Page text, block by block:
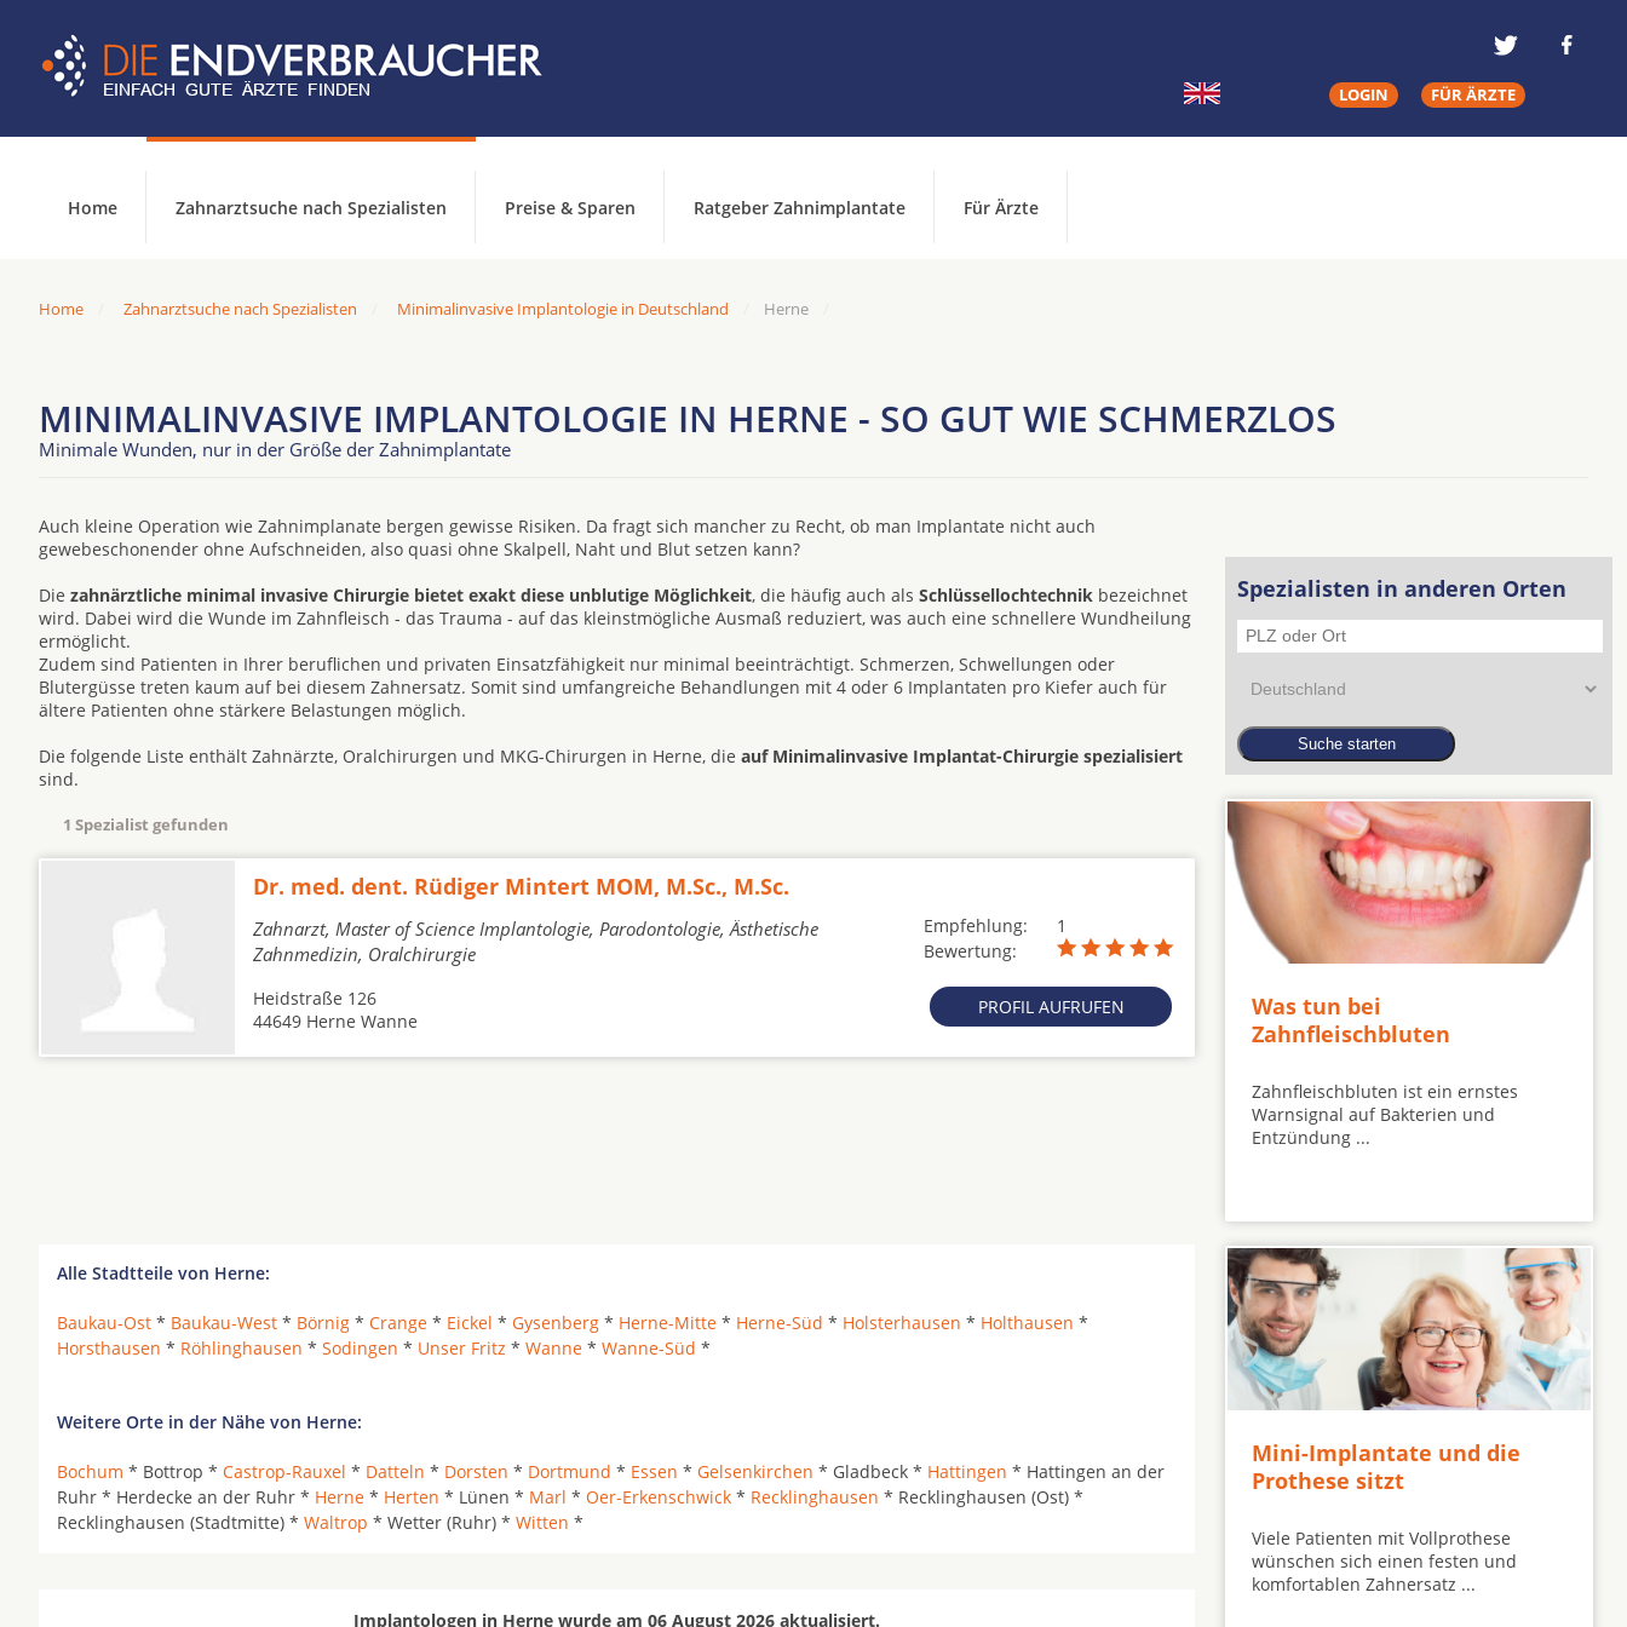
LOGIN FÜR ÄRZTE
Home Zahnarztsuche nach Spezialisten Preise & Sparen Ratgeber Zahnimplantate Für Ärzte
Home Zahnarztsuche nach Spezialisten Minimalinvasive Implantologie in Deutschland Herne
MINIMALINVASIVE IMPLANTOLOGIE IN HERNE - SO GUT WIE SCHMERZLOS
Minimale Wunden, nur in der Größe der Zahnimplantate
Auch kleine Operation wie Zahnimplanate bergen gewisse Risiken. Da fragt sich mancher zu Recht, ob man Implantate nicht auch
gewebeschonender ohne Aufschneiden, also quasi ohne Skalpell, Naht und Blut setzen kann?
Die zahnärztliche minimal invasive Chirurgie bietet exakt diese unblutige Möglichkeit, die häufig auch als Schlüssellochtechnik bezeichnet
wird. Dabei wird die Wunde im Zahnfleisch - das Trauma - auf das kleinstmögliche Ausmaß reduziert, was auch eine schnellere Wundheilung
ermöglicht.
Zudem sind Patienten in Ihrer beruflichen und privaten Einsatzfähigkeit nur minimal beeinträchtigt. Schmerzen, Schwellungen oder
Blutergüsse treten kaum auf bei diesem Zahnersatz. Somit sind umfangreiche Behandlungen mit 4 oder 6 Implantaten pro Kiefer auch für
ältere Patienten ohne stärkere Belastungen möglich.
Die folgende Liste enthält Zahnärzte, Oralchirurgen und MKG-Chirurgen in Herne, die auf Minimalinvasive Implantat-Chirurgie spezialisiert
sind.
1 Spezialist gefunden
Dr. med. dent. Rüdiger Mintert MOM, M.Sc., M.Sc.
Zahnarzt, Master of Science Implantologie, Parodontologie, Ästhetische
Zahnmedizin, Oralchirurgie
Empfehlung:
1
Bewertung:
PROFIL AUFRUFEN
Heidstraße 126
44649 Herne Wanne
Alle Stadtteile von Herne:
Baukau-Ost * Baukau-West * Börnig * Crange * Eickel * Gysenberg * Herne-Mitte * Herne-Süd * Holsterhausen * Holthausen *
Horsthausen * Röhlinghausen * Sodingen * Unser Fritz * Wanne * Wanne-Süd *
Weitere Orte in der Nähe von Herne:
Bochum * Bottrop * Castrop-Rauxel * Datteln * Dorsten * Dortmund * Essen * Gelsenkirchen * Gladbeck * Hattingen * Hattingen an der
Ruhr * Herdecke an der Ruhr * Herne * Herten * Lünen * Marl * Oer-Erkenschwick * Recklinghausen * Recklinghausen (Ost) *
Recklinghausen (Stadtmitte) * Waltrop * Wetter (Ruhr) * Witten *
Implantologen in Herne wurde am 06 August 2026 aktualisiert.
Spezialisten in anderen Orten
Was tun bei
Zahnfleischbluten
Zahnfleischbluten ist ein ernstes
Warnsignal auf Bakterien und
Entzündung ...
Mini-Implantate und die
Prothese sitzt
Viele Patienten mit Vollprothese
wünschen sich einen festen und
komfortablen Zahnersatz ...